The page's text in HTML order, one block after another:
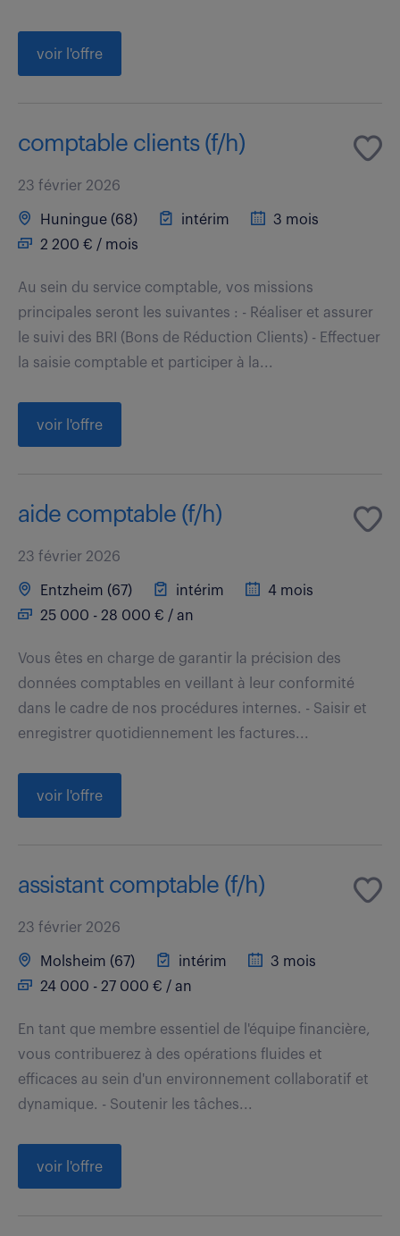
voir l'offre
comptable clients (f/h)
23 février 2026
Huningue (68) intérim
3 mois
2 200 € / mois
Au sein du service comptable, vos missions
principales seront les suivantes : - Réaliser et assurer
le suivi des BRI (Bons de Réduction Clients) - Effectuer
la saisie comptable et participer à la...
voir l'offre
aide comptable (f/h)
23 février 2026
Entzheim (67) intérim
4 mois
25 000 - 28 000 € / an
Vous êtes en charge de garantir la précision des
données comptables en veillant à leur conformité
dans le cadre de nos procédures internes. - Saisir et
enregistrer quotidiennement les factures...
voir l'offre
assistant comptable (f/h)
23 février 2026
Molsheim (67) intérim
3 mois
24 000 - 27 000 € / an
En tant que membre essentiel de l'équipe financière,
vous contribuerez à des opérations fluides et
efficaces au sein d'un environnement collaboratif et
dynamique. - Soutenir les tâches...
voir l'offre